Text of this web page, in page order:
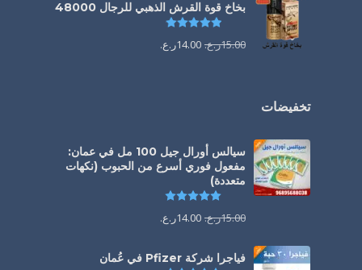
بخاخ قوة القرش الذهبي للرجال 48000
تم التقييم
15.00ر.ع. 14.00ر.ع.
تخفيضات
سيالس أورال جيل 100 مل في عمان:
مفعول فوري أسرع من الحبوب (نكهات
متعددة)
15.00ر.ع. 14.00ر.ع.
فياجرا شركة Pfizer في عُمان